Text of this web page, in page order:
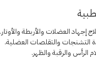
إجهاد العضلات والأربطة والأوتار.
التشنجات والتقلصات العضلية.
الرأس والرقبة والظهر.